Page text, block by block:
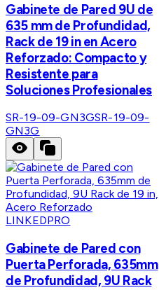
Gabinete de Pared 9U de
635 mm de Profundidad,
Rack de 19 in en Acero
Reforzado: Compacto y
Resistente para
Soluciones Profesionales
SR-19-09-GN3GSR-19-09-
GN3G
LINKEDPRO
Gabinete de Pared con
Puerta Perforada, 635mm
de Profundidad, 9U Rack